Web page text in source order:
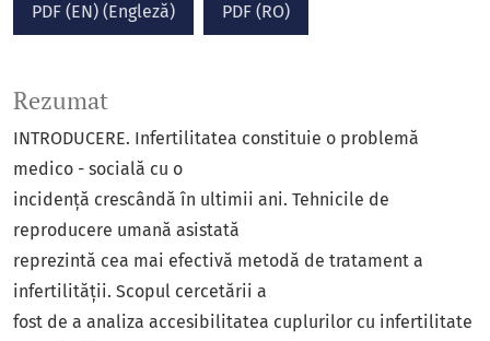
PDF (EN) (Engleză) PDF (RO)
Rezumat
INTRODUCERE. Infertilitatea constituie o problemă
medico - socială cu o
incidență crescândă în ultimii ani. Tehnicile de
reproducere umană asistată
reprezintă cea mai efectivă metodă de tratament a
infertilității. Scopul cercetării a
fost de a analiza accesibilitatea cuplurilor cu infertilitate